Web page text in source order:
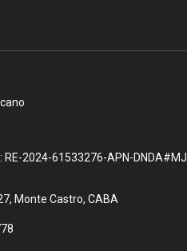
RE-2024-61533276-APN-DNDA#MJ
Monte Castro, CABA